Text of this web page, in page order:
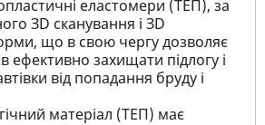
еластомери (ТЕП), за
ЗD сканування і ЗD
що в свою чергу дозволяє
ефективно захищати підлогу і
від попадання бруду і
матеріал (ТЕП) має